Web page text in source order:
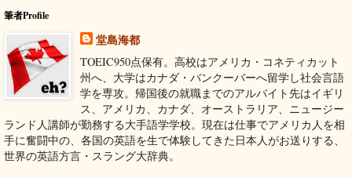
筆者Profile
堂島海都
TOEIC950点保有。高校はアメリカ・コネティカット
州へ、大学はカナダ・バンクーバーへ留学し社会言語
学を専攻。帰国後の就職までのアルバイト先はイギリ
ス、アメリカ、カナダ、オーストラリア、ニュージー
ランド人講師が勤務する大手語学学校。現在は仕事でアメリカ人を相
手に奮闘中の、各国の英語を生で体験してきた日本人がお送りする、
世界の英語方言・スラング大辞典。